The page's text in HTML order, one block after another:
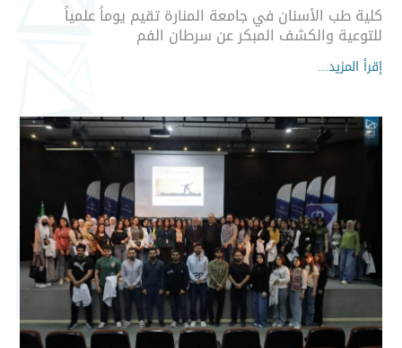
كلية طب الأسنان في جامعة المنارة تقيم يوماً علمياً
للتوعية والكشف المبكر عن سرطان الفم
إقرأ المزيد...